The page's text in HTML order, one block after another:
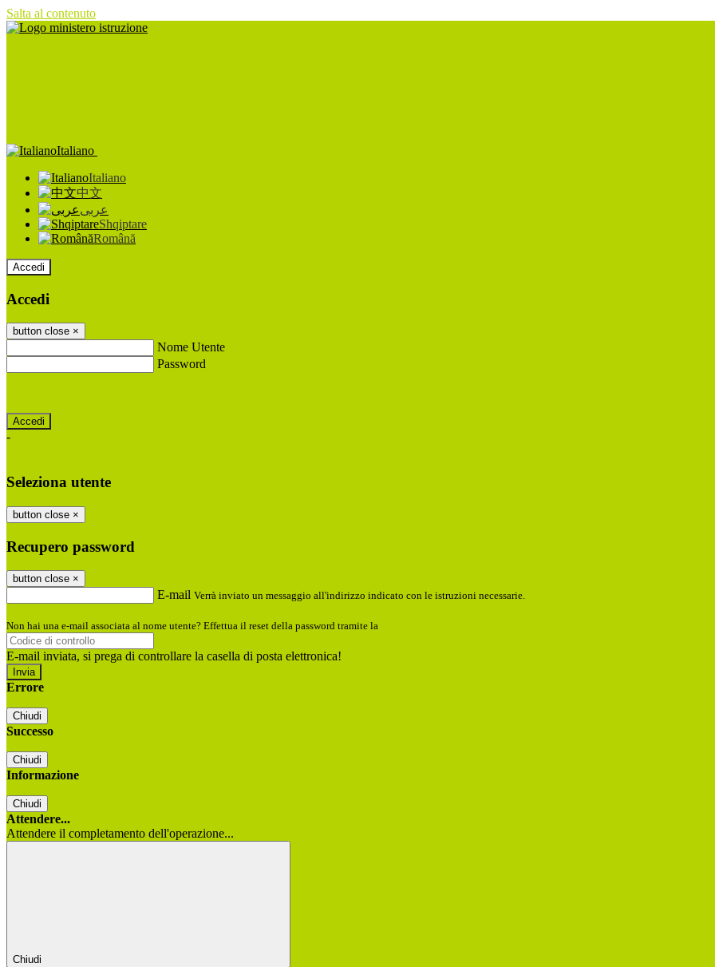
Salta al contenuto
Italiano
Italiano
中文
عربى
Shqiptare
Română
Accedi
Accedi
button close ×
Nome Utente
Password
-
Seleziona utente
button close ×
Recupero password
button close ×
E-mail Verrà inviato un messaggio all'indirizzo indicato con le istruzioni necessarie.
Non hai una e-mail associata al nome utente? Effettua il reset della password tramite la
E-mail inviata, si prega di controllare la casella di posta elettronica!
Errore
Chiudi
Successo
Chiudi
Informazione
Chiudi
Attendere...
Attendere il completamento dell'operazione...
Chiudi